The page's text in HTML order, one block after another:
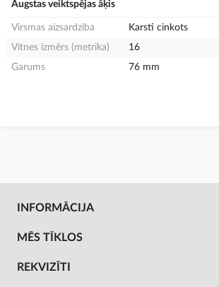
Augstas veiktspējas āķis
Virsmas aizsardzība
Karsti cinkots
Vītnes izmērs (metrika)
16
Garums
76 mm
INFORMĀCIJA
MĒS TĪKLOS
REKVIZĪTI